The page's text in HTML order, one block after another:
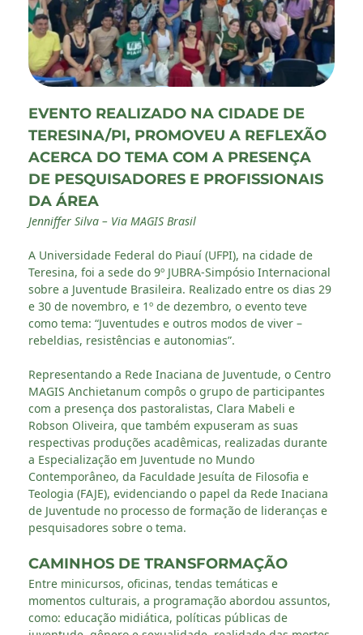
EVENTO REALIZADO NA CIDADE DE
TERESINA/PI, PROMOVEU A REFLEXÃO
ACERCA DO TEMA COM A PRESENÇA
DE PESQUISADORES E PROFISSIONAIS
DA ÁREA
Jenniffer Silva – Via MAGIS Brasil
A Universidade Federal do Piauí (UFPI), na cidade de
Teresina, foi a sede do 9º JUBRA-Simpósio Internacional
sobre a Juventude Brasileira. Realizado entre os dias 29
e 30 de novembro, e 1º de dezembro, o evento teve
como tema: “Juventudes e outros modos de viver –
rebeldias, resistências e autonomias”.
Representando a Rede Inaciana de Juventude, o Centro
MAGIS Anchietanum compôs o grupo de participantes
com a presença dos pastoralistas, Clara Mabeli e
Robson Oliveira, que também expuseram as suas
respectivas produções acadêmicas, realizadas durante
a Especialização em Juventude no Mundo
Contemporâneo, da Faculdade Jesuíta de Filosofia e
Teologia (FAJE), evidenciando o papel da Rede Inaciana
de Juventude no processo de formação de lideranças e
pesquisadores sobre o tema.
CAMINHOS DE TRANSFORMAÇÃO
Entre minicursos, oficinas, tendas temáticas e
momentos culturais, a programação abordou assuntos,
como: educação midiática, políticas públicas de